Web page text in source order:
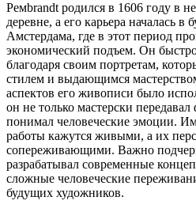
Ремbrandt родился в 1606 году в
деревне, а его карьера началась в
Амстердама, где в этот период
экономический подъем. Он
благодаря своим портретам,
стилем и выдающимся
аспектов его живописи было
он не только мастерски
понимал человеческие эмоции.
работы кажутся живыми, а их
сопереживающими. Важно
разрабатывал современные
сложные человеческие
будущих художников.